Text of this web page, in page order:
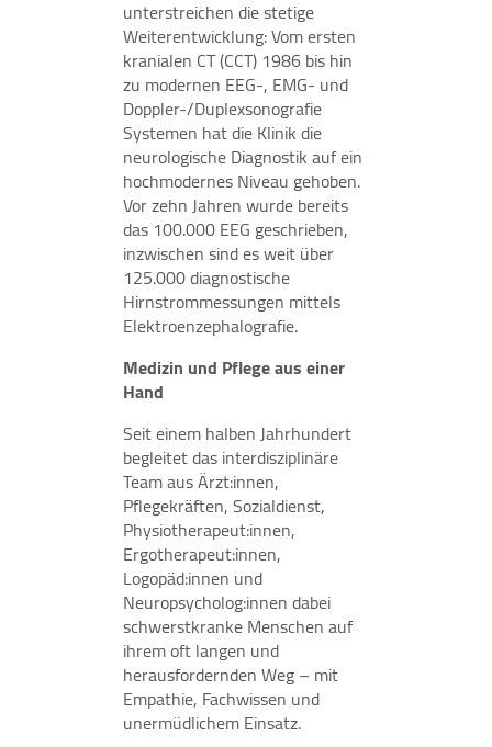
unterstreichen die stetige
Weiterentwicklung: Vom ersten
kranialen CT (CCT) 1986 bis hin
zu modernen EEG-, EMG- und
Doppler-/Duplexsonografie
Systemen hat die Klinik die
neurologische Diagnostik auf ein
hochmodernes Niveau gehoben.
Vor zehn Jahren wurde bereits
das 100.000 EEG geschrieben,
inzwischen sind es weit über
125.000 diagnostische
Hirnstrommessungen mittels
Elektroenzephalografie.
Medizin und Pflege aus einer
Hand
Seit einem halben Jahrhundert
begleitet das interdisziplinäre
Team aus Ärzt:innen,
Pflegekräften, Sozialdienst,
Physiotherapeut:innen,
Ergotherapeut:innen,
Logopäd:innen und
Neuropsycholog:innen dabei
schwerstkranke Menschen auf
ihrem oft langen und
herausfordernden Weg – mit
Empathie, Fachwissen und
unermüdlichem Einsatz.